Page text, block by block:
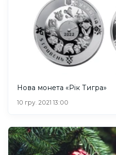
Нова монета «Рік Тигра»
10 гру. 2021 13:00